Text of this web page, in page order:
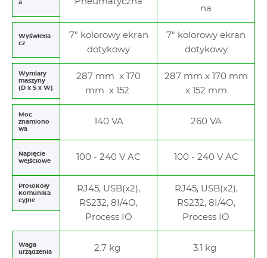
a
na
Wyświetla
cz
7" kolorowy ekran
dotykowy
7" kolorowy ekran
dotykowy
Wymiary
maszyny
(D x S x W)
287 mm x 170
mm x 152
287 mm x 170 mm
x 152 mm
Moc
znamiono
wa
140 VA 260 VA
Napięcie
wejściowe
100 - 240 V AC 100 - 240 V AC
Protokoły
komunika
cyjne
RJ45, USB(x2),
RS232, 8I/4O,
Process IO
RJ45, USB(x2),
RS232, 8I/4O,
Process IO
Waga
urządzenia
2.7 kg 3.1 kg